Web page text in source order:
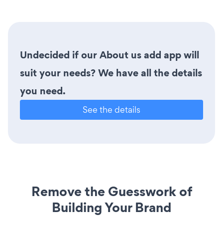
Undecided if our About us add app will
suit your needs? We have all the details
you need.
See the details
Remove the Guesswork of
Building Your Brand